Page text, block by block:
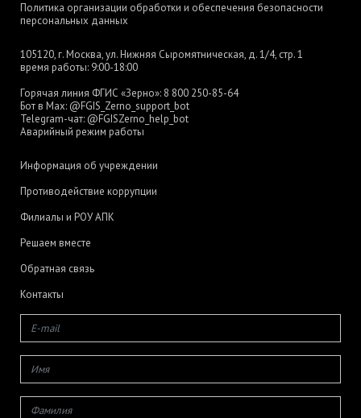
Политика организации обработки и обеспечения безопасности
персональных данных
105120, г. Москва, ул. Нижняя Сыромятническая, д. 1/4, стр. 1
время работы: 9:00-18:00
Горячая линия ФГИС «Зерно»: 8 800 250-85-64
Бот в Max: @FGIS_Zerno_support_bot
Telegram-чат: @FGISZerno_help_bot
Аварийный режим работы
Информация об учреждении
Противодействие коррупции
Филиалы и РОУ АПК
Решаем вместе
Обратная связь
Контакты